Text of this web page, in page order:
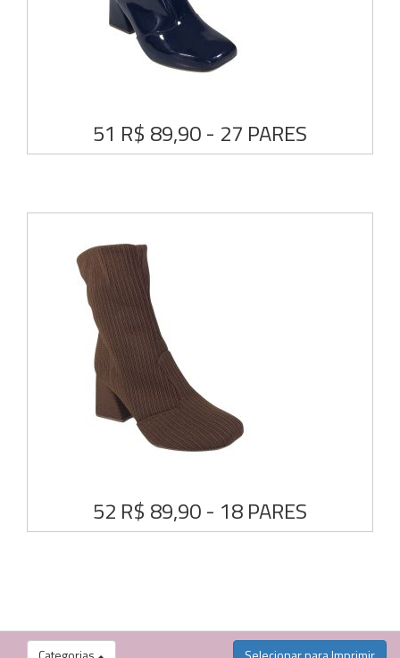
51 R$ 89,90 - 27 PARES
52 R$ 89,90 - 18 PARES